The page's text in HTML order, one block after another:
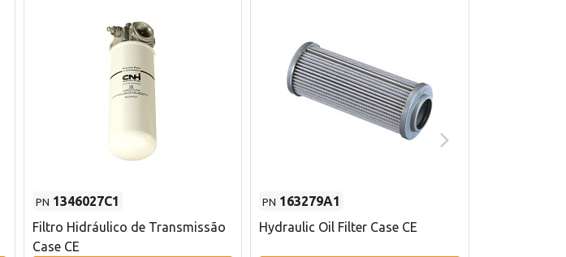
PN 1346027C1
Filtro Hidráulico de Transmissão
Case CE
PN 163279A1
Hydraulic Oil Filter Case CE